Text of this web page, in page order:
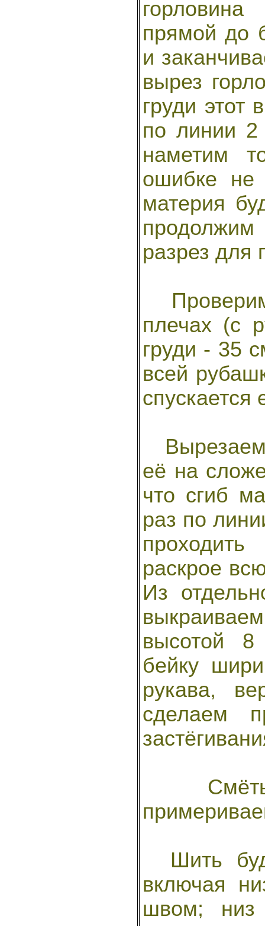
горловина
прямой до
и
вырез
груди этот
по линии
наметим
ошибке не
материя
разрез для
плечах (с
груди - 35
всей
Вырезаем
её на
что сгиб
раз по
раскрое
Из
высотой 8
бейку
рукава,
сделаем
Шить
включая
швом;